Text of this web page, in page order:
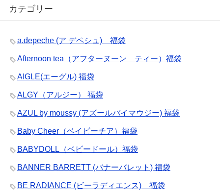
カテゴリー
a.depeche (ア デペシュ) 福袋
Afternoon tea（アフターヌーン ティー）福袋
AIGLE(エーグル) 福袋
ALGY（アルジー） 福袋
AZUL by moussy (アズールバイマウジー) 福袋
Baby Cheer（ベイビーチア）福袋
BABYDOLL（ベビードール）福袋
BANNER BARRETT (バナーバレット) 福袋
BE RADIANCE (ビーラディエンス) 福袋